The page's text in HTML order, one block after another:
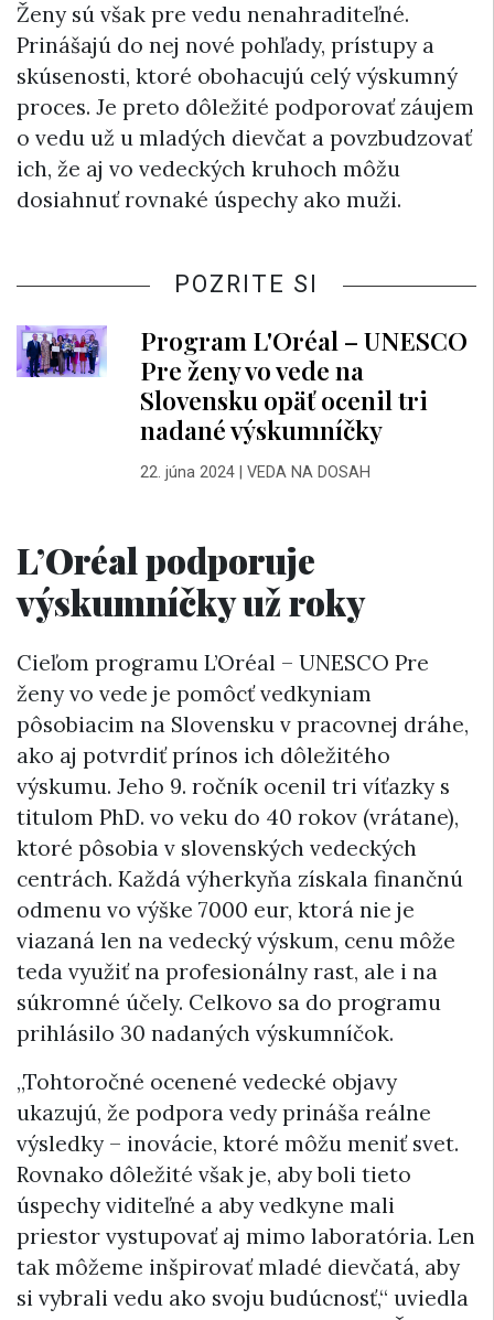
Ženy sú však pre vedu nenahraditeľné.
Prinášajú do nej nové pohľady, prístupy a
skúsenosti, ktoré obohacujú celý výskumný
proces. Je preto dôležité podporovať záujem
o vedu už u mladých dievčat a povzbudzovať
ich, že aj vo vedeckých kruhoch môžu
dosiahnuť rovnaké úspechy ako muži.
POZRITE SI
Program L'Oréal – UNESCO
Pre ženy vo vede na
Slovensku opäť ocenil tri
nadané výskumníčky
22. júna 2024| VEDA NA DOSAH
L’Oréal podporuje
výskumníčky už roky
Cieľom programu L’Oréal – UNESCO Pre
ženy vo vede je pomôcť vedkyniam
pôsobiacim na Slovensku v pracovnej dráhe,
ako aj potvrdiť prínos ich dôležitého
výskumu. Jeho 9. ročník ocenil tri víťazky s
titulom PhD. vo veku do 40 rokov (vrátane),
ktoré pôsobia v slovenských vedeckých
centrách. Každá výherkyňa získala finančnú
odmenu vo výške 7000 eur, ktorá nie je
viazaná len na vedecký výskum, cenu môže
teda využiť na profesionálny rast, ale i na
súkromné účely. Celkovo sa do programu
prihlásilo 30 nadaných výskumníčok.
„Tohtoročné ocenené vedecké objavy
ukazujú, že podpora vedy prináša reálne
výsledky – inovácie, ktoré môžu meniť svet.
Rovnako dôležité však je, aby boli tieto
úspechy viditeľné a aby vedkyne mali
priestor vystupovať aj mimo laboratória. Len
tak môžeme inšpirovať mladé dievčatá, aby
si vybrali vedu ako svoju budúcnosť,“ uviedla